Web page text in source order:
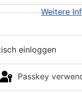
einloggen
Passkey
Weitere